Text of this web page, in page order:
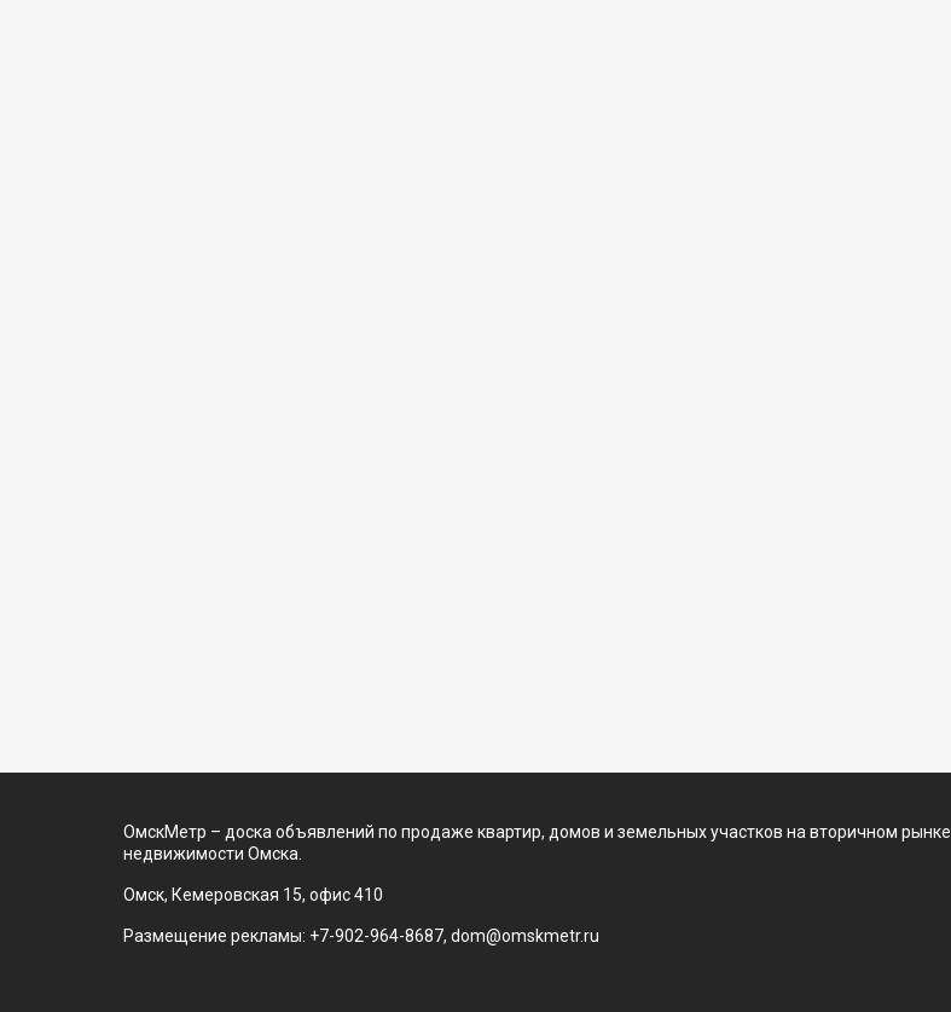
ОмскМетр – доска объявлений по продаже квартир, домов и земельных участков на вторичном рынке
недвижимости Омска.
Омск, Кемеровская 15, офис 410
Размещение рекламы: +7-902-964-8687, dom@omskmetr.ru